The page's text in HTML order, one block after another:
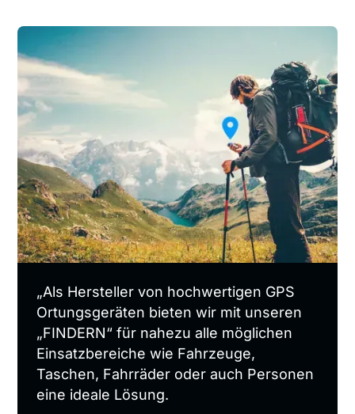
„Als Hersteller von hochwertigen GPS
Ortungsgeräten bieten wir mit unseren
„FINDERN“ für nahezu alle möglichen
Einsatzbereiche wie Fahrzeuge,
Taschen, Fahrräder oder auch Personen
eine ideale Lösung.